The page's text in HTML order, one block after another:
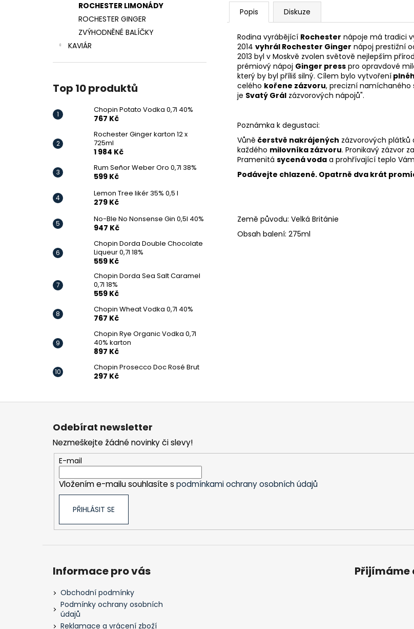
ROCHESTER LIMONÁDY
ROCHESTER GINGER
ZVÝHODNĚNÉ BALÍČKY
KAVIÁR
Top 10 produktů
Chopin Potato Vodka 0,7l 40%
767 Kč
Rochester Ginger karton 12 x
725ml
1 984 Kč
Rum Señor Weber Oro 0,7l 38%
599 Kč
Lemon Tree likér 35% 0,5 l
279 Kč
No-Ble No Nonsense Gin 0,5l 40%
947 Kč
Chopin Dorda Double Chocolate
Liqueur 0,7l 18%
559 Kč
Chopin Dorda Sea Salt Caramel
0,7l 18%
559 Kč
Chopin Wheat Vodka 0,7l 40%
767 Kč
Chopin Rye Organic Vodka 0,7l
40% karton
897 Kč
Chopin Prosecco Doc Rosé Brut
297 Kč
Popis Diskuze
Rodina vyrábějící Rochester nápoje má tradici
2014 vyhrál Rochester Ginger nápoj prestižní
2013 byl v Moskvě zvolen světově nejlepším
prémiový nápoj Ginger press pro opravdové
který by byl příliš silný. Cílem bylo vytvoření
celého kořene zázvoru, precizní namíchaného
je Svatý Grál zázvorových nápojů".
Poznámka k degustaci:
Vůně čerstvě nakrájených zázvorových plátků
každého milovníka zázvoru. Pronikavý zázvor
Pramenitá sycená voda a prohřívající teplo
Podávejte chlazené. Opatrně dva krát
Země původu: Velká Británie
Obsah balení: 275ml
Z
Odebírat newsletter
Nezmeškejte žádné novinky či slevy!
E-mail
Vložením e-mailu souhlasíte s podmínkami ochrany osobních údajů
PŘIHLÁSIT SE
Informace pro vás
Obchodní podmínky
Podmínky ochrany osobních
údajů
Reklamace a vrácení zboží
Přijímáme